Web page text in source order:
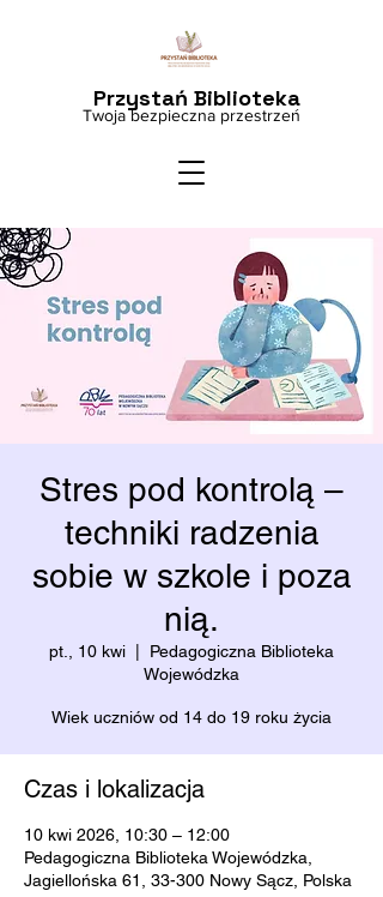
Twoja bezpieczna przestrzeń
Przystań Biblioteka
Stres pod kontrolą –
techniki radzenia
sobie w szkole i poza
nią.
pt., 10 kwi
Pedagogiczna Biblioteka
Wojewódzka
Wiek uczniów od 14 do 19 roku życia
Czas i lokalizacja
10 kwi 2026, 10:30 – 12:00
Pedagogiczna Biblioteka Wojewódzka,
Jagiellońska 61, 33-300 Nowy Sącz, Polska